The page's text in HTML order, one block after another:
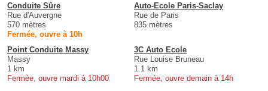
Conduite Sûre
Rue d'Auvergne
570 mètres
Fermée, ouvre à 10h
Auto-Ecole Paris-Saclay
Rue de Paris
835 mètres
Point Conduite Massy
Massy
1 km
Fermée, ouvre mardi à 10h00
3C Auto Ecole
Rue Louise Bruneau
1.1 km
Fermée, ouvre demain à 14h